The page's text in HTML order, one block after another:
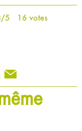
/5 16 votes